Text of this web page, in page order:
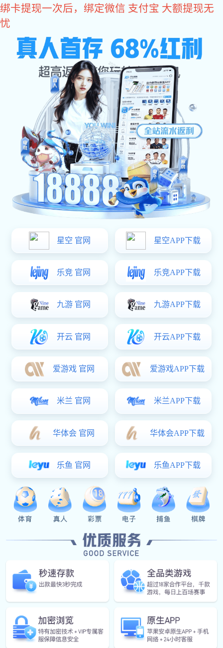
亿万28 400-618-1990
亿万28 中心
亿万28 公告 市场活动
云端赋能 行业资讯
当前位置：亿万28 / 亿万28 中心 / 市场活动
- 2024 -
基于人工智能的高端装备工业
login_亿万28·(官方)代理招商直营平台
博 览 会
中国国际航空航天博览会，简称中国（珠海）航展或珠
览，以实物展示、贸易洽谈、学术交流和飞行表演为主要特
征的国际性专业航空航天展览会。
- RAINFE -
展会信息
展会名称：第十五届中国国际航空航天博览会
展会时间：2024年11月12-17日
展会地点：珠海·珠海国际航展中心
亿万28协同展位：11号馆·H11A1